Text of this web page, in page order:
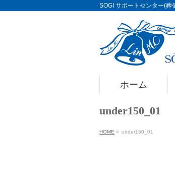
SOGI サポートセンター(葬
ホーム
under150_01
HOME » under150_01